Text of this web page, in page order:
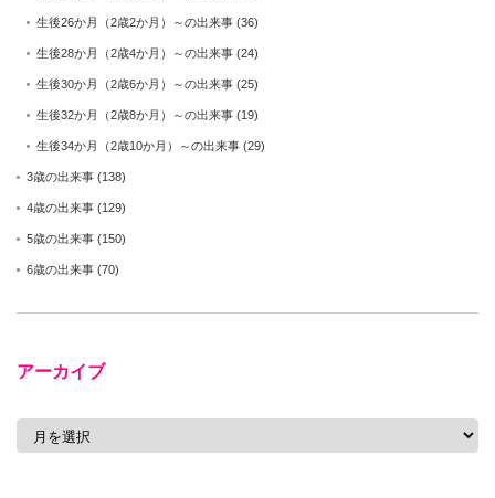
生後26か月（2歳2か月）～の出来事 (36)
生後28か月（2歳4か月）～の出来事 (24)
生後30か月（2歳6か月）～の出来事 (25)
生後32か月（2歳8か月）～の出来事 (19)
生後34か月（2歳10か月）～の出来事 (29)
3歳の出来事 (138)
4歳の出来事 (129)
5歳の出来事 (150)
6歳の出来事 (70)
アーカイブ
ア